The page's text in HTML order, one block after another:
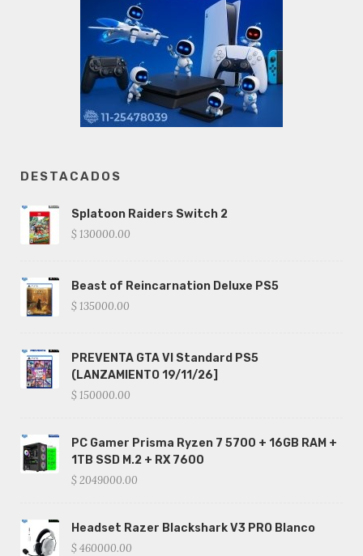
DESTACADOS
Splatoon Raiders Switch 2
$ 130000.00
Beast of Reincarnation Deluxe PS5
$ 135000.00
PREVENTA GTA VI Standard PS5
(LANZAMIENTO 19/11/26]
$ 150000.00
PC Gamer Prisma Ryzen 7 5700 + 16GB RAM +
1TB SSD M.2 + RX 7600
$ 2049000.00
Headset Razer Blackshark V3 PRO Blanco
$ 460000.00